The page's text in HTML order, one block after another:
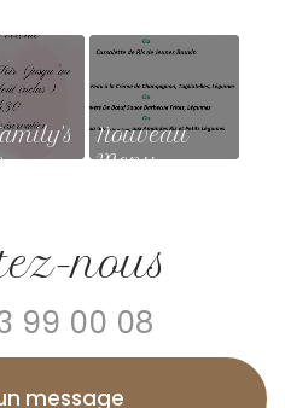
Nouveau
Menu
nous
99 00 08
message